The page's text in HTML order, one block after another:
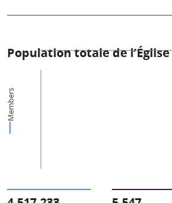
Population totale de l’Église
Members